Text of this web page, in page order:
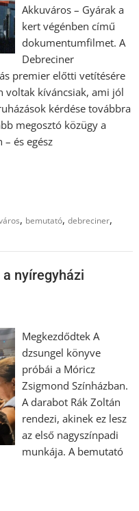
Akkuváros – Gyárak a
kert végénben című
dokumentumfilmet. A
Debreciner
premier előtti vetítésére
voltak kíváncsiak, ami jól
kérdése továbbra
megosztó közügy a
és egész
, bemutató,debreciner,
nyíregyházi
Megkezdődtek A
dzsungel könyve
próbái a Móricz
Zsigmond Színházban.
A darabot Rák Zoltán
rendezi, akinek ez lesz
az első nagyszínpadi
munkája. A bemutató